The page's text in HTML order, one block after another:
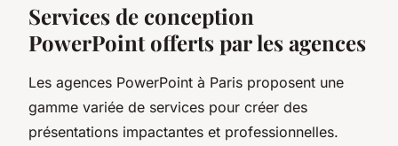
Services de conception
PowerPoint offerts par les agences
Les agences PowerPoint à Paris proposent une
gamme variée de services pour créer des
présentations impactantes et professionnelles.